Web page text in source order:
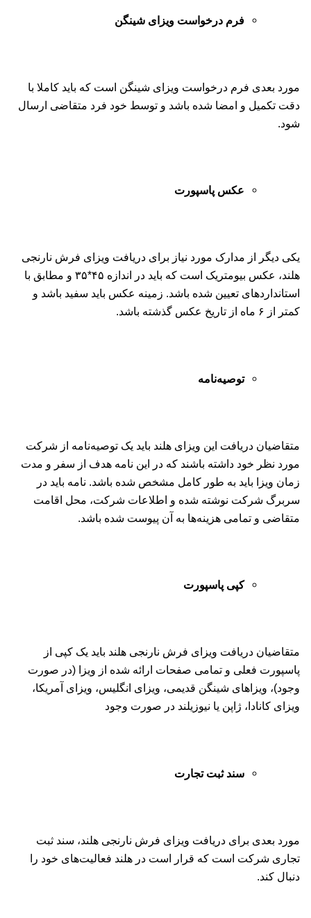
فرم درخواست ویزای شینگن
مورد بعدی فرم درخواست ویزای شینگن است که باید کاملا با
دقت تکمیل و امضا شده باشد و توسط خود فرد متقاضی ارسال
شود.
عکس پاسپورت
یکی دیگر از مدارک مورد نیاز برای دریافت ویزای فرش نارنجی
هلند، عکس بیومتریک است که باید در اندازه ۴۵*۳۵ و مطابق با
استانداردهای تعیین شده باشد. زمینه عکس باید سفید باشد و
کمتر از ۶ ماه از تاریخ عکس گذشته باشد.
توصیه‌نامه
متقاضیان دریافت این ویزای هلند باید یک توصیه‌نامه از شرکت
مورد نظر خود داشته باشند که در این نامه هدف از سفر و مدت
زمان ویزا باید به طور کامل مشخص شده باشد. نامه باید در
سربرگ شرکت نوشته شده و اطلاعات شرکت، محل اقامت
متقاضی و تمامی هزینه‌ها به آن پیوست شده باشد.
کپی پاسپورت
متقاضیان دریافت ویزای فرش نارنجی هلند باید یک کپی از
پاسپورت فعلی و تمامی صفحات ارائه شده از ویزا (در صورت
وجود)، ویزاهای شینگن قدیمی، ویزای انگلیس، ویزای آمریکا،
ویزای کانادا، ژاپن یا نیوزیلند در صورت وجود
سند ثبت تجارت
مورد بعدی برای دریافت ویزای فرش نارنجی هلند، سند ثبت
تجاری شرکت است که قرار است در هلند فعالیت‌های خود را
دنبال کند.